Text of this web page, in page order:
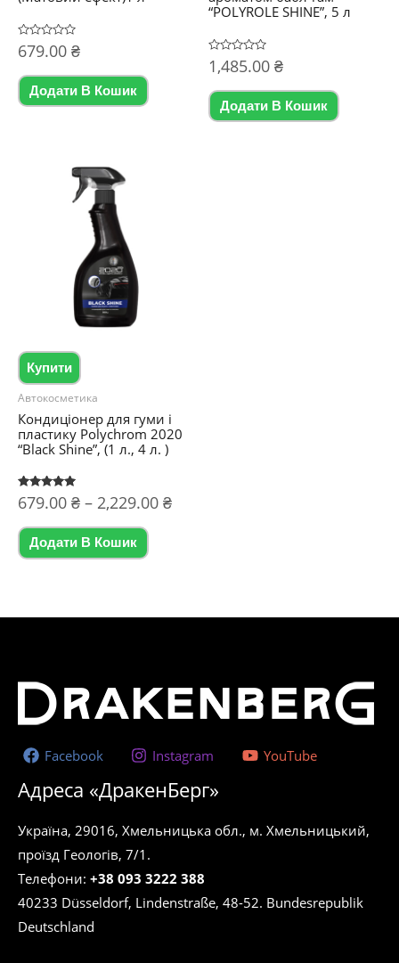
Оцінено
в
з
679.00 ₴
Додати В Кошик
“POLYROLE SHINE”, 5 л
Оцінено
в
з
1,485.00 ₴
Додати В Кошик
Купити
Автокосметика
Кондиціонер для гуми і
пластику Polychrom 2020
“Black Shine”, (1 л., 4 л. )
Оцінено в
5.00
679.00 ₴ – 2,229.00 ₴Діапазон
Додати В Кошик
Цей
товар
вибрати
на
сторінці
Facebook Instagram YouTube
Адреса «ДракенБерг»
Україна, 29016, Хмельницька обл., м. Хмельницький,
проїзд Геологів, 7/1.
Телефони: +38 093 3222 388
40233 Düsseldorf, Lindenstraße, 48-52. Bundesrepublik
Deutschland